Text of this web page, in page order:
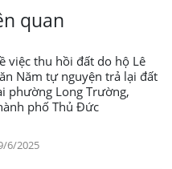
quan
việc thu hồi đất do hộ Lê
Năm tự nguyện trả lại đất
phường Long Trường,
phố Thủ Đức
6/2025